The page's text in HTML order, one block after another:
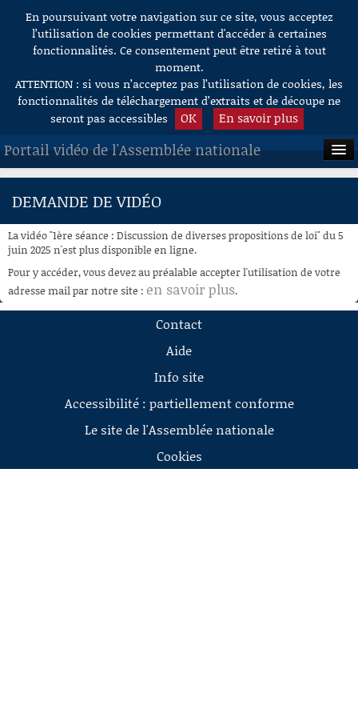
Aller au contenu
En poursuivant votre navigation sur ce site, vous acceptez
l’utilisation de cookies permettant d'accéder à certaines
fonctionnalités. Ce consentement peut être retiré à tout
moment.
ATTENTION : si vous n’acceptez pas l’utilisation de cookies, les
fonctionnalités de téléchargement d’extraits et de découpe ne
seront pas accessibles
OK En savoir plus
Portail vidéo de l'Assemblée nationale
ACCUEIL
À LA DEMANDE
RECHERCHE
AIDE À LA DÉCOUPE
DEMANDE DE VIDÉO
La vidéo "1ère séance : Discussion de diverses propositions de loi" du 5
juin 2025 n'est plus disponible en ligne.
Pour y accéder, vous devez au préalable accepter l'utilisation de votre
adresse mail par notre site : en savoir plus.
Contact
Aide
Info site
Accessibilité : partiellement conforme
Le site de l'Assemblée nationale
Cookies